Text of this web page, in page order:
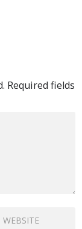
Required fields